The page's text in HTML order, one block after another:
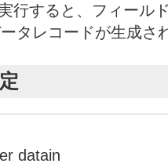
行すると、フィール
タレコードが生成さ
datain